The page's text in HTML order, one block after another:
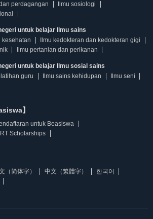
perdagangan
Ilmu sosiologi
untuk belajar Ilmu sains
kesehatan
Ilmu kedokteran dan kedokteran gigi
Ilmu pertanian dan perikanan
untuk belajar Ilmu sosial sains
guru
Ilmu sains kehidupan
Ilmu seni
】
untuk Beasiswa
Scholarships
（简体字） 中文（繁體字）
한국어